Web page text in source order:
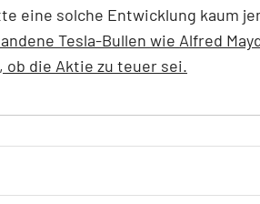
eine solche Entwicklung kaum
Tesla-Bullen wie Alfred
ob die Aktie zu teuer sei.